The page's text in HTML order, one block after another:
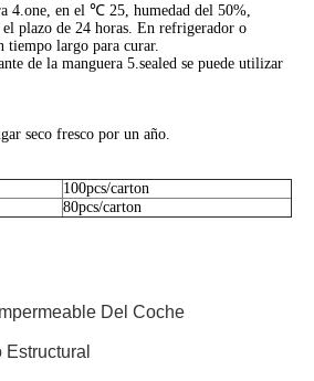
4.one, en el ℃ 25, humedad del 50%,
el plazo de 24 horas. En refrigerador o
tiempo largo para curar.
de la manguera 5.sealed se puede utilizar
seco fresco por un año.
100pcs/carton
80pcs/carton
Del Coche